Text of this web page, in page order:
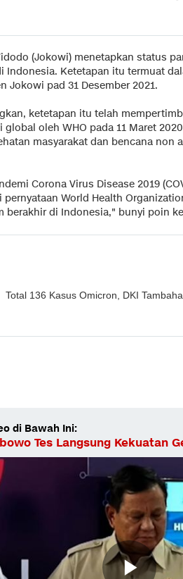
(Jokowi) menetapkan status
Indonesia. Ketetapan itu termuat
Jokowi pad 31 Desember 2021.
ketetapan itu telah
global oleh WHO pada 11 Maret
masyarakat dan bencana non
Corona Virus Disease 2019
pernyataan World Health
berakhir di Indonesia," bunyi poin
Total 136 Kasus Omicron, DKI
di Bawah Ini:
Tes Langsung Kekuatan